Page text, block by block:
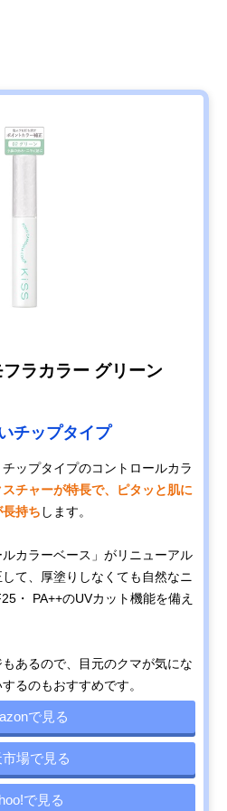
ラカラー グリーン
チップタイプ
ップタイプのコントロールカラ
チャーが特長で、ピタッと肌に
持ち します。
カラーベース」がリニューアル
て、厚塗りしなくても自然なニ
・ PA++のUVカット機能を備え
あるので、目元のクマが気にな
るのもおすすめです。
で見る
場で見る
で見る